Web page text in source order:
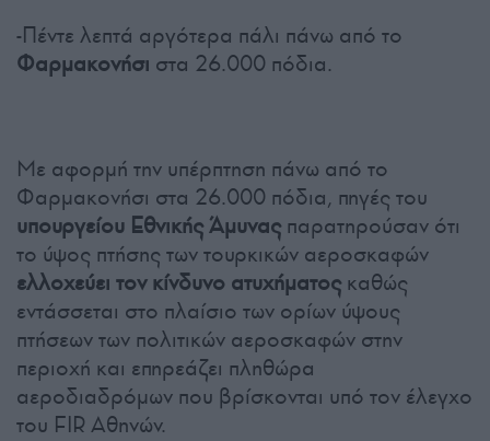
-Πέντε λεπτά αργότερα πάλι πάνω από το
Φαρμακονήσι στα 26.000 πόδια.
Με αφορμή την υπέρπτηση πάνω από το
Φαρμακονήσι στα 26.000 πόδια, πηγές του
υπουργείου Εθνικής Άμυναςπαρατηρούσαν ότι
το ύψος πτήσης των τουρκικών αεροσκαφών
ελλοχεύει τον κίνδυνο ατυχήματοςκαθώς
εντάσσεται στο πλαίσιο των ορίων ύψους
πτήσεων των πολιτικών αεροσκαφών στην
περιοχή και επηρεάζει πληθώρα
αεροδιαδρόμων που βρίσκονται υπό τον έλεγχο
του FIR Αθηνών.